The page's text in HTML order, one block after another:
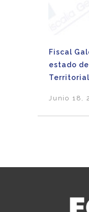
Fiscal
estado
Territorial
Junio 18,